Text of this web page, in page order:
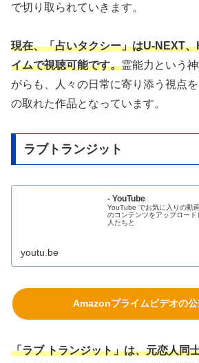
で切り取られていきます。
現在、「占いタクシー」はU-NEXT
イムで視聴可能です。霊能力という
がらも、人々の日常に寄り添う視点
の取れた作品となっています。
ラブトランジット
- YouTube
YouTube でお気に入りの動
のコンテンツをアップロー
人たちと
youtu.be
Amazonプライムビデオの公
「ラブ トランジット」は、元恋人同